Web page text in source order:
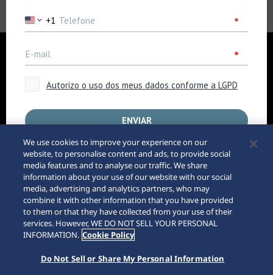
Empresa
Requisitos
Internet
Sitemap
145th
© 2026 Seiko Watch Corporation
We use cookies to improve your experience on our
website, to personalise content and ads, to provide social
media features and to analyse our traffic. We share
information about your use of our website with our social
media, advertising and analytics partners, who may
combine it with other information that you have provided
to them or that they have collected from your use of their
services. However, WE DO NOT SELL YOUR PERSONAL
INFORMATION. Cookie Policy
Do Not Sell or Share My Personal Information